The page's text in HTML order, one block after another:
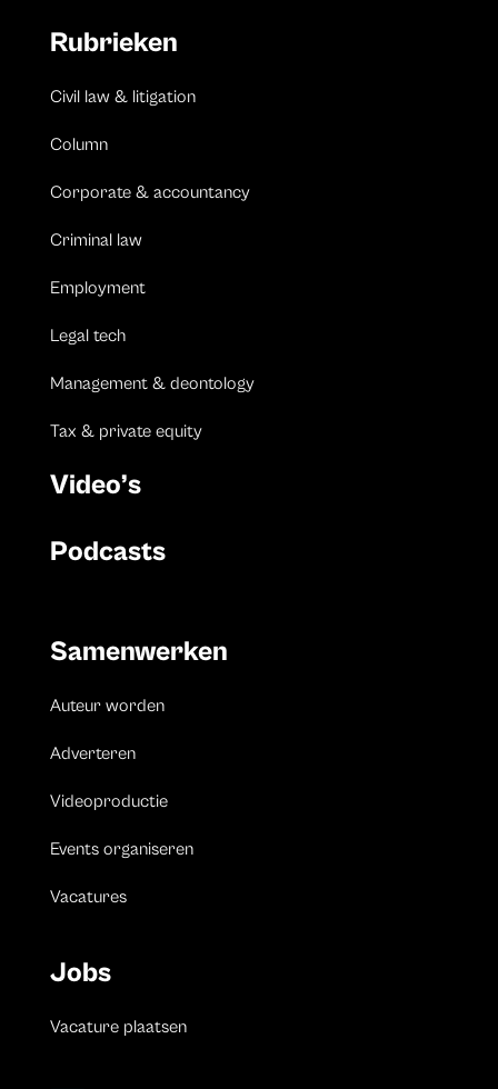
Rubrieken
Civil law & litigation
Column
Corporate & accountancy
Criminal law
Employment
Legal tech
Management & deontology
Tax & private equity
Video’s
Podcasts
Samenwerken
Auteur worden
Adverteren
Videoproductie
Events organiseren
Vacatures
Jobs
Vacature plaatsen